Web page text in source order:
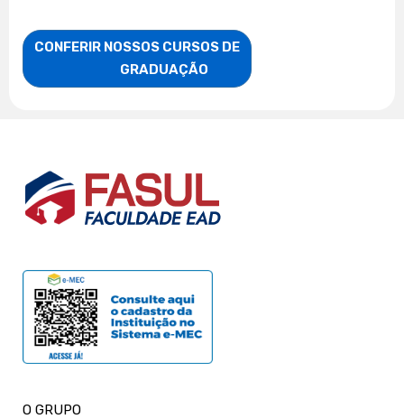
CONFERIR NOSSOS CURSOS DE
                    GRADUAÇÃO
O GRUPO